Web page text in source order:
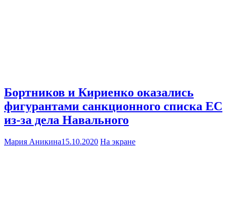
Бортников и Кириенко оказались
фигурантами санкционного списка ЕС
из-за дела Навального
Мария Аникина15.10.2020 На экране